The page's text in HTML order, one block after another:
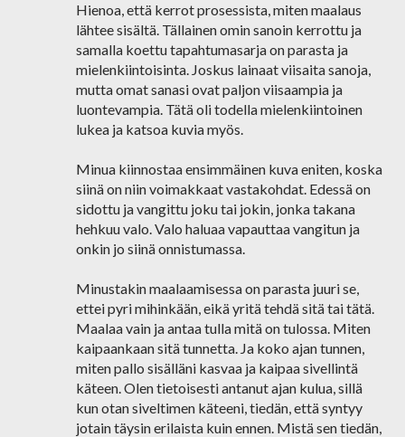
Hienoa, että kerrot prosessista, miten maalaus
lähtee sisältä. Tällainen omin sanoin kerrottu ja
samalla koettu tapahtumasarja on parasta ja
mielenkiintoisinta. Joskus lainaat viisaita sanoja,
mutta omat sanasi ovat paljon viisaampia ja
luontevampia. Tätä oli todella mielenkiintoinen
lukea ja katsoa kuvia myös.
Minua kiinnostaa ensimmäinen kuva eniten, koska
siinä on niin voimakkaat vastakohdat. Edessä on
sidottu ja vangittu joku tai jokin, jonka takana
hehkuu valo. Valo haluaa vapauttaa vangitun ja
onkin jo siinä onnistumassa.
Minustakin maalaamisessa on parasta juuri se,
ettei pyri mihinkään, eikä yritä tehdä sitä tai tätä.
Maalaa vain ja antaa tulla mitä on tulossa. Miten
kaipaankaan sitä tunnetta. Ja koko ajan tunnen,
miten pallo sisälläni kasvaa ja kaipaa sivellintä
käteen. Olen tietoisesti antanut ajan kulua, sillä
kun otan siveltimen käteeni, tiedän, että syntyy
jotain täysin erilaista kuin ennen. Mistä sen tiedän,